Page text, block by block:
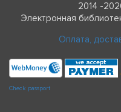
2014 -
Электронная
Оплата,
Check passport